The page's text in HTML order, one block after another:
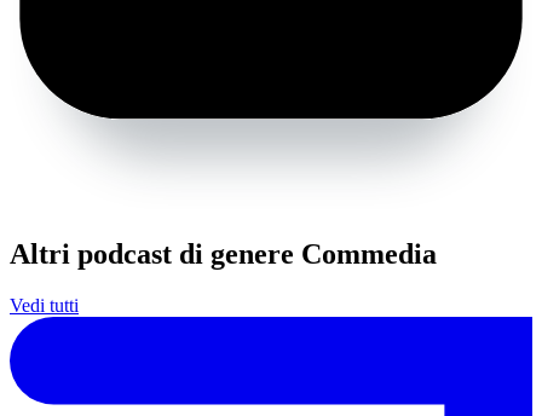
Altri podcast di genere Commedia
Vedi tutti